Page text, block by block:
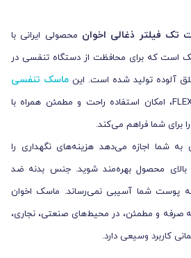
فیلتر ذغالی اخوان محصولی ایرانی با
است که برای محافظت از دستگاه تنفسی در
آلوده تولید شده است. این ماسک تنفسی
با خاصیت FLEXIFIT، امکان استفاده راحت و مطمئن همراه با
برای شما فراهم می‌کند.
به شما اجازه می‌دهد هزینه‌های نگهداری را
محصول بهره‌مند شوید. جنس بدنه ضد
پوست شما آسیبی نمی‌رساند. ماسک اخوان
صرفه و مطمئن، در محیط‌های صنعتی، نجاری،
کاربرد وسیعی دارد.